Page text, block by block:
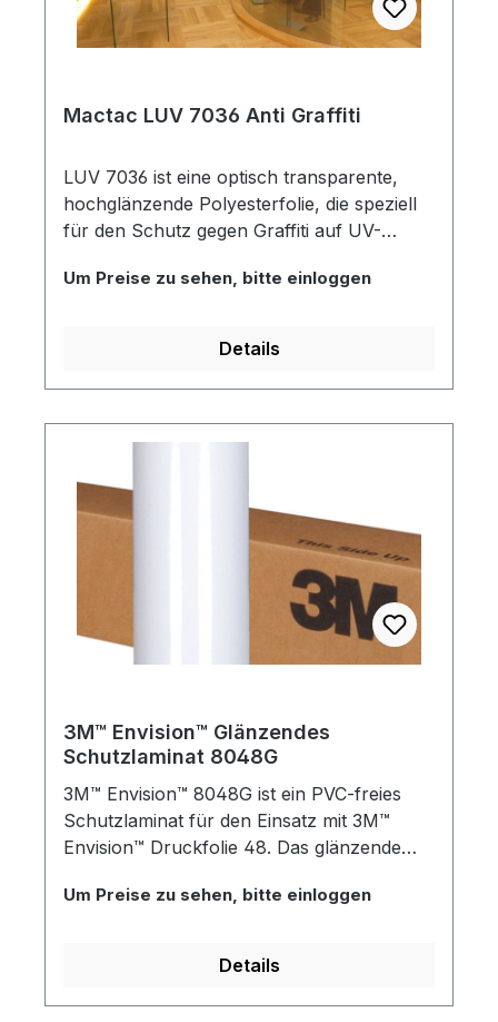
Mactac LUV 7036 Anti Graffiti
LUV 7036 ist eine optisch transparente,
hochglänzende Polyesterfolie, die speziell
für den Schutz gegen Graffiti auf UV-
besonders widerstandsfähig gegen
Lösungsmittel wie Methanol und Aceton.
geeigneten Graffiti-Entfernern möglich.
Um Preise zu sehen, bitte einloggen
Details
3M™ Envision™ Glänzendes
Schutzlaminat 8048G
3M™ Envision™ 8048G ist ein PVC-freies
Schutzlaminat für den Einsatz mit 3M™
Envision™ Druckfolie 48. Das glänzende
vor schädlichen UV-Strahlen,
Durch seine flexiblen Eigenschaften passt
Kurven und flache Untergründe an. Es ist
Um Preise zu sehen, bitte einloggen
Details